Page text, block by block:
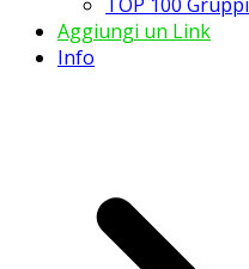
Aggiungi un Link
Info